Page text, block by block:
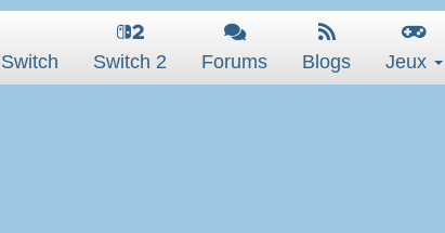
Switch Switch 2 Forums Blogs Jeux